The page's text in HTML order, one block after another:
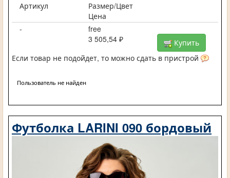
Артикул
Размер/Цвет
Цена
-
free
3 505,54 ₽
Купить
Если товар не подойдет, то можно сдать в пристрой
Пользователь не найден
Футболка LARINI 090 бордовый